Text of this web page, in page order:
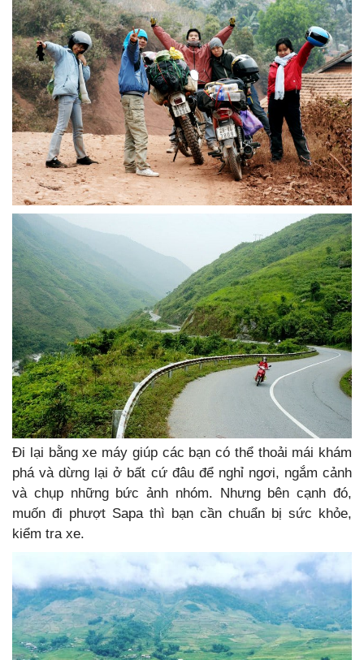
Đi lại bằng xe máy giúp các bạn có thể thoải mái khám
phá và dừng lại ở bất cứ đâu để nghỉ ngơi, ngắm cảnh
và chụp những bức ảnh nhóm. Nhưng bên cạnh đó,
muốn đi phượt Sapa thì bạn cần chuẩn bị sức khỏe,
kiểm tra xe.